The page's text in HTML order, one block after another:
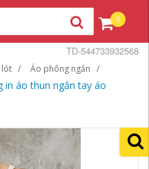
0
Áo phông ngắn
in áo thun ngắn tay áo
TD-544733932568